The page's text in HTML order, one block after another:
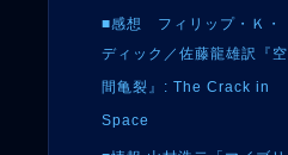
■感想 フィリップ・Ｋ・
ディック／佐藤龍雄訳『空
間亀裂』: The Crack in
Space